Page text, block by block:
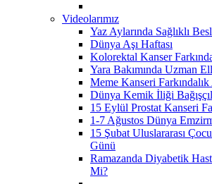
Videolarımız
Yaz Aylarında Sağlıklı
Dünya Aşı Haftası
Kolorektal Kanser
Yara Bakımında Uzman
Meme Kanseri Farkındalık
Dünya Kemik İliği
15 Eylül Prostat Kanseri
1-7 Ağustos Dünya
15 Şubat Uluslararası
Günü
Ramazanda Diyabetik
Mi?